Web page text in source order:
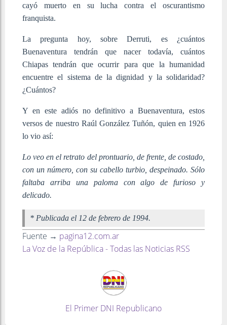
cayó muerto en su lucha contra el oscurantismo
franquista.
La pregunta hoy, sobre Derruti, es ¿cuántos
Buenaventura tendrán que nacer todavía, cuántos
Chiapas tendrán que ocurrir para que la humanidad
encuentre el sistema de la dignidad y la solidaridad?
¿Cuántos?
Y en este adiós no definitivo a Buenaventura, estos
versos de nuestro Raúl González Tuñón, quien en 1926
lo vio así:
Lo veo en el retrato del prontuario, de frente, de costado,
con un número, con su cabello turbio, despeinado. Sólo
faltaba arriba una paloma con algo de furioso y
delicado.
* Publicada el 12 de febrero de 1994.
Fuente → pagina12.com.ar
La Voz de la República - Todas las Noticias RSS
El Primer DNI Republicano